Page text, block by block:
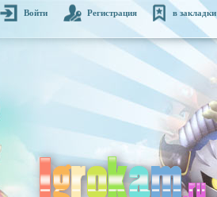
Войти Регистрация в закладки